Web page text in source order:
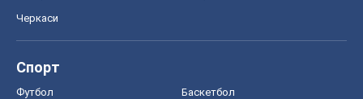
Черкаси
Спорт
Футбол Баскетбол